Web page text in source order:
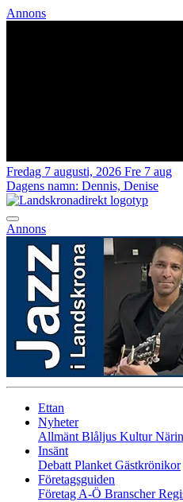
Annons
Fredag 7 augusti, 2026 Fre 7 aug
Dagens namn: Dennis, Denise
Annons
Ettan
Nyheter
Allmänt Blåljus Kultur
Insänt
Debatt Planket Gästkrönikor
Företagsguiden
Företag A-Ö Branscher